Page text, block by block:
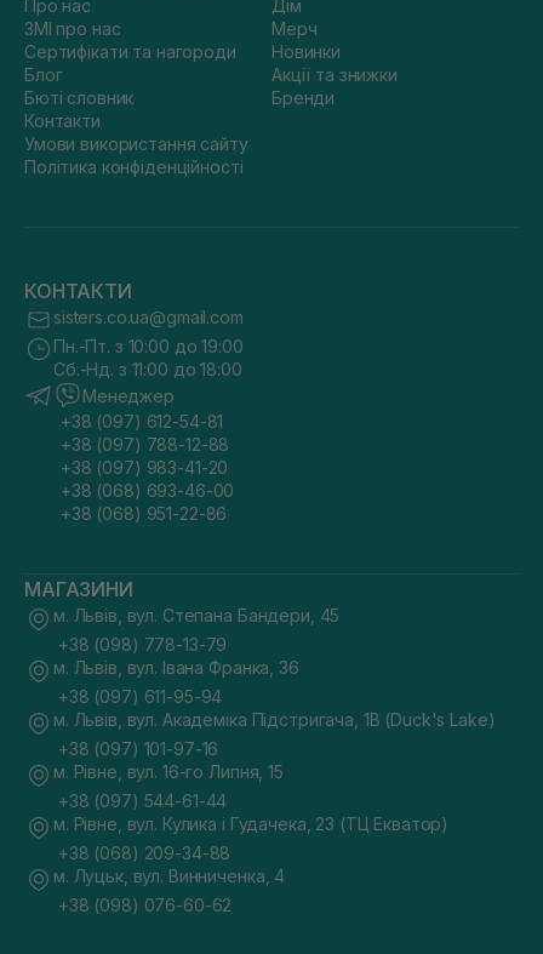
Про нас
ЗМІ про нас
Сертифікати та нагороди
Блог
Бюті словник
Контакти
Умови використання сайту
Політика конфіденційності
Дім
Мерч
Новинки
Акції та знижки
Бренди
КОНТАКТИ
sisters.co.ua@gmail.com
Пн.-Пт. з 10:00 до 19:00
Сб.-Нд. з 11:00 до 18:00
Менеджер
+38 (097) 612-54-81
+38 (097) 788-12-88
+38 (097) 983-41-20
+38 (068) 693-46-00
+38 (068) 951-22-86
МАГАЗИНИ
м. Львів, вул. Степана Бандери, 45
+38 (098) 778-13-79
м. Львів, вул. Івана Франка, 36
+38 (097) 611-95-94
м. Львів, вул. Академіка Підстригача, 1В (Duck's Lake)
+38 (097) 101-97-16
м. Рівне, вул. 16-го Липня, 15
+38 (097) 544-61-44
м. Рівне, вул. Кулика і Гудачека, 23 (ТЦ Екватор)
+38 (068) 209-34-88
м. Луцьк, вул. Винниченка, 4
+38 (098) 076-60-62